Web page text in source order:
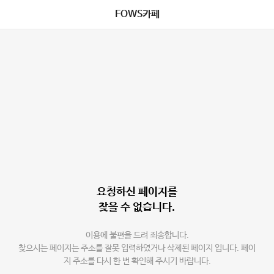
FOWS카페
요청하신 페이지를
찾을 수 없습니다.
이용에 불편을 드려 죄송합니다.
찾으시는 페이지는 주소를 잘못 입력하였거나 삭제된 페이지 입니다. 페이
지 주소를 다시 한 번 확인해 주시기 바랍니다.